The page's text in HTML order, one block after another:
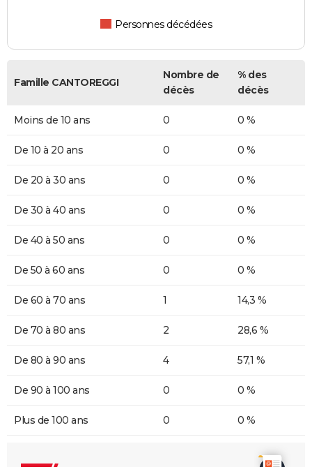
Personnes décédées
Famille CANTOREGGI
Nombre de
décès
% des
décès
Moins de 10 ans 0 0 %
De 10 à 20 ans 0 0 %
De 20 à 30 ans 0 0 %
De 30 à 40 ans 0 0 %
De 40 à 50 ans 0 0 %
De 50 à 60 ans 0 0 %
De 60 à 70 ans 1 14,3 %
De 70 à 80 ans 2 28,6 %
De 80 à 90 ans 4 57,1 %
De 90 à 100 ans 0 0 %
Plus de 100 ans 0 0 %